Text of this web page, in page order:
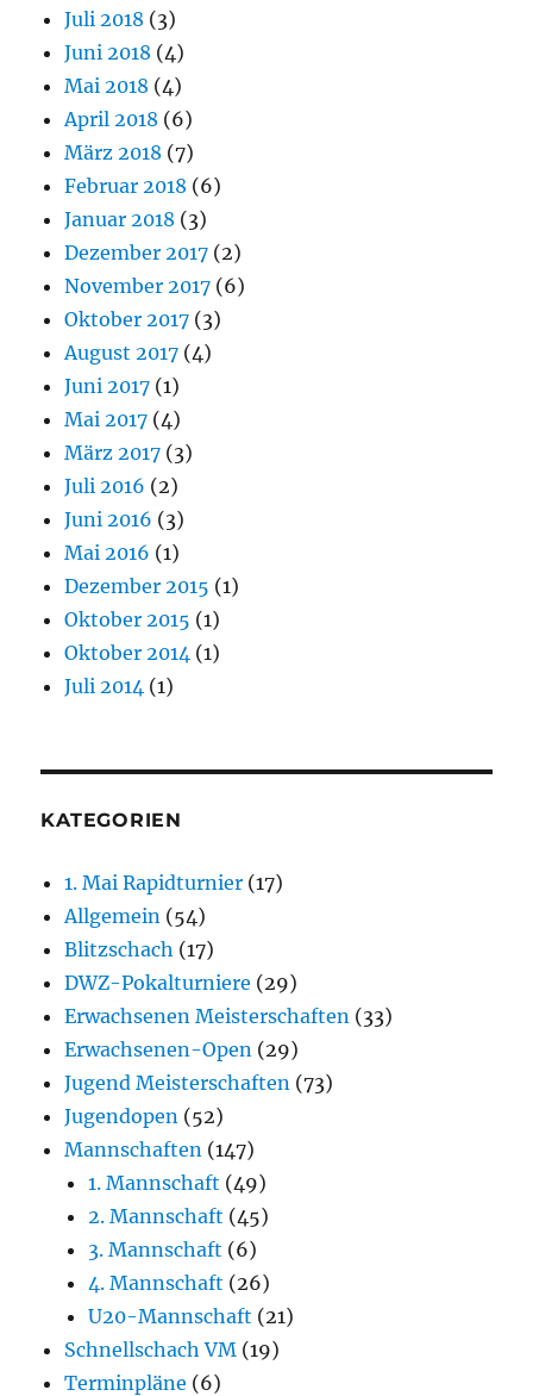
Juli 2018 (3)
Juni 2018 (4)
Mai 2018 (4)
April 2018 (6)
März 2018 (7)
Februar 2018 (6)
Januar 2018 (3)
Dezember 2017 (2)
November 2017 (6)
Oktober 2017 (3)
August 2017 (4)
Juni 2017 (1)
Mai 2017 (4)
März 2017 (3)
Juli 2016 (2)
Juni 2016 (3)
Mai 2016 (1)
Dezember 2015 (1)
Oktober 2015 (1)
Oktober 2014 (1)
Juli 2014 (1)
KATEGORIEN
1. Mai Rapidturnier (17)
Allgemein (54)
Blitzschach (17)
DWZ-Pokalturniere (29)
Erwachsenen Meisterschaften (33)
Erwachsenen-Open (29)
Jugend Meisterschaften (73)
Jugendopen (52)
Mannschaften (147)
1. Mannschaft (49)
2. Mannschaft (45)
3. Mannschaft (6)
4. Mannschaft (26)
U20-Mannschaft (21)
Schnellschach VM (19)
Terminpläne (6)